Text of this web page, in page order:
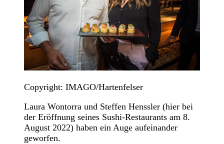
Copyright: IMAGO/Hartenfelser
Laura Wontorra und Steffen Henssler (hier bei
der Eröffnung seines Sushi-Restaurants am 8.
August 2022) haben ein Auge aufeinander
geworfen.